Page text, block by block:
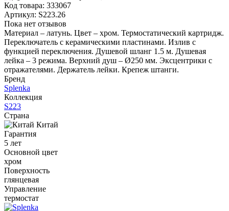
Код товара: 333067
Артикул: S223.26
Пока нет отзывов
Материал – латунь. Цвет – хром. Термостатический картридж.
Переключатель с керамическими пластинами. Излив с
функцией переключения. Душевой шланг 1.5 м. Душевая
лейка – 3 режима. Верхний душ – Ø250 мм. Эксцентрики с
отражателями. Держатель лейки. Крепеж штанги.
Бренд
Splenka
Коллекция
S223
Страна
Китай
Гарантия
5 лет
Основной цвет
хром
Поверхность
глянцевая
Управление
термостат